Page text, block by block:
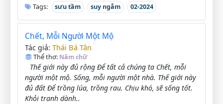
Tags: sưu tầm suy ngẫm 02-2024
Chết, Mỗi Người Một Mộ
Tác giả: Thái Bá Tân
Thể thơ: Năm chữ
Thế giới này đủ rộng Để tất cả chúng ta Chết, mỗi
người một mộ. Sống, mỗi người một nhà. Thế giới này
đủ đất Để trồng lúa, trồng rau. Chịu khó, sẽ sống tốt.
Khỏi tranh dành..